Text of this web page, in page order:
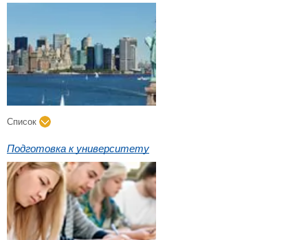
Список
Подготовка к университету